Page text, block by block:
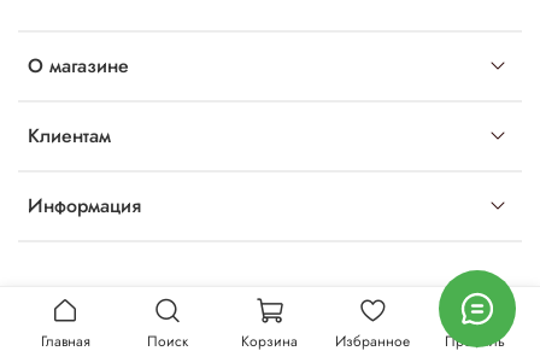
О магазине
Клиентам
Информация
Главная Поиск Корзина Избранное Профиль